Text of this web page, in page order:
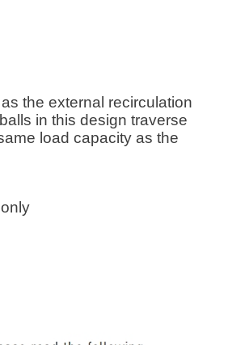
the external recirculation
in this design traverse
load capacity as the